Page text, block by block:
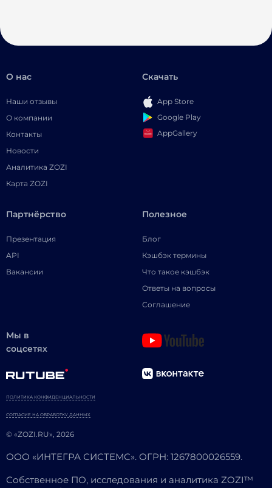
О нас
Наши отзывы
О компании
Контакты
Новости
Аналитика ZOZI
Карта ZOZI
Скачать
App Store
Google Play
AppGallery
Партнёрство
Презентация
API
Вакансии
Полезное
Блог
Кэшбэк термины
Что такое кэшбэк
Ответы на вопросы
Соглашение
Мы в
соцсетях
© «ZOZI.RU», 2026
ПОЛИТИКА КОНФИДЕНЦИАЛЬНОСТИ
СОГЛАСИЕ НА ОБРАБОТКУ ДАННЫХ
ООО «ИНТЕГРА СИСТЕМС». ОГРН: 1267800026559.
Собственное ПО, исследования и аналитика ZOZI™